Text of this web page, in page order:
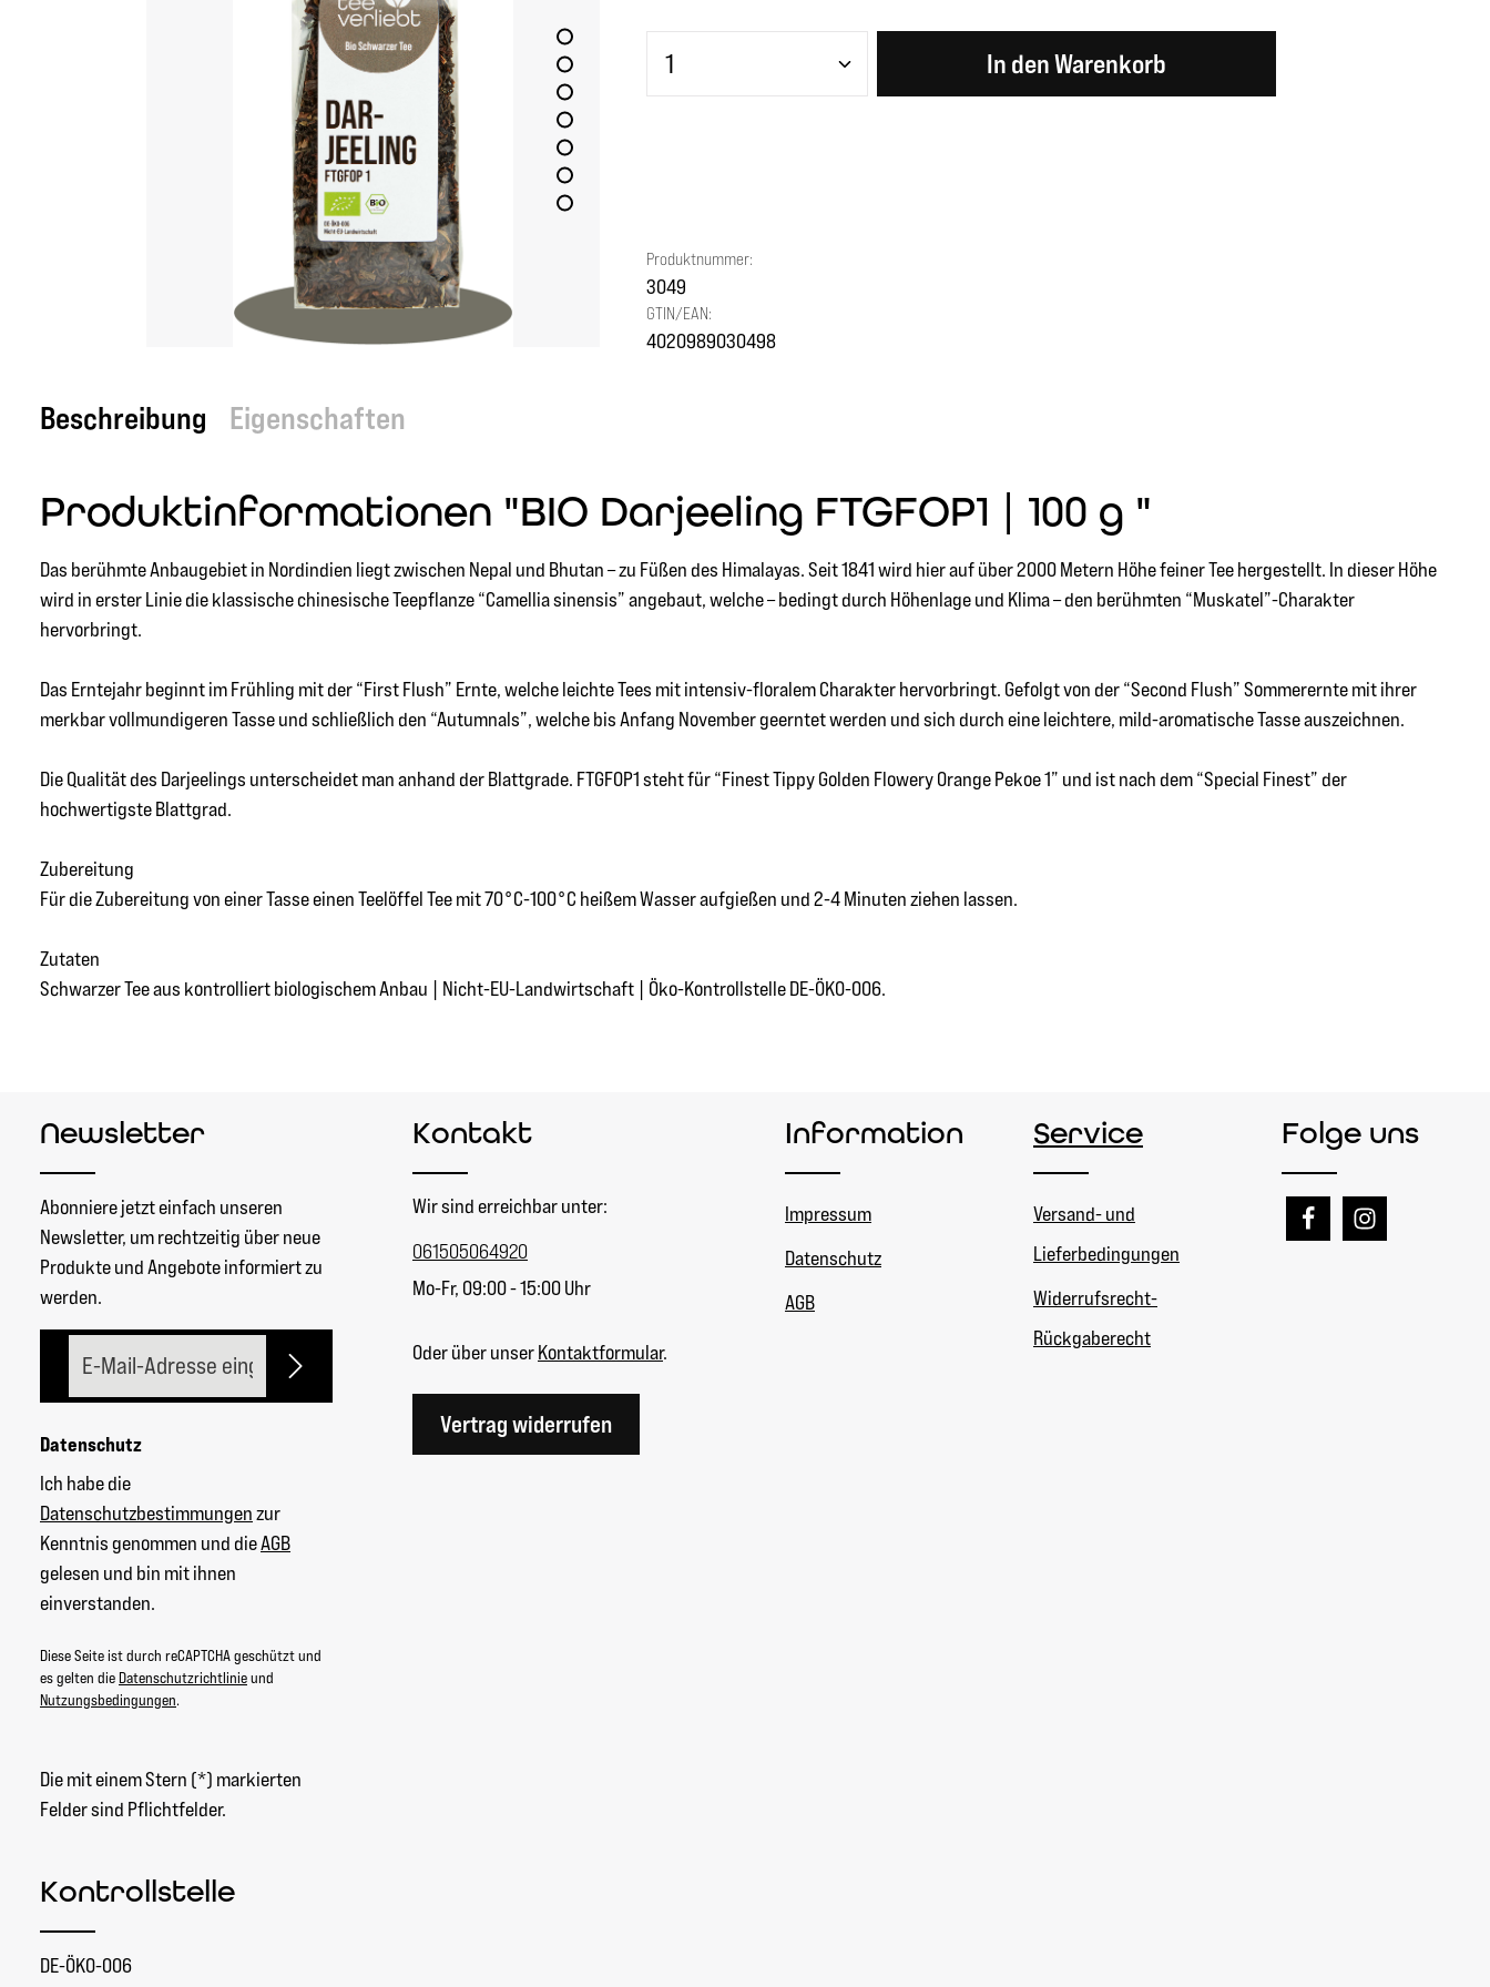
Produkt Anzahl: Gib den gewünschten Wert ein oder benutze die Schaltflächen
In den Warenkorb
Produktnummer:
3049
GTIN/EAN:
4020989030498
Beschreibung Eigenschaften
Produktinformationen "BIO Darjeeling FTGFOP1 | 100 g "
Das berühmte Anbaugebiet in Nordindien liegt zwischen Nepal und Bhutan – zu Füßen des Himalayas. Seit 1841 wird hier auf über 2000 Metern Höhe feiner Tee hergestellt. In dieser Höhe
wird in erster Linie die klassische chinesische Teepflanze “Camellia sinensis” angebaut, welche – bedingt durch Höhenlage und Klima – den berühmten “Muskatel”-Charakter
hervorbringt.
Das Erntejahr beginnt im Frühling mit der “First Flush” Ernte, welche leichte Tees mit intensiv-floralem Charakter hervorbringt. Gefolgt von der “Second Flush” Sommerernte mit ihrer
merkbar vollmundigeren Tasse und schließlich den “Autumnals”, welche bis Anfang November geerntet werden und sich durch eine leichtere, mild-aromatische Tasse auszeichnen.
Die Qualität des Darjeelings unterscheidet man anhand der Blattgrade. FTGFOP1 steht für “Finest Tippy Golden Flowery Orange Pekoe 1” und ist nach dem “Special Finest” der
hochwertigste Blattgrad.
Zubereitung
Für die Zubereitung von einer Tasse einen Teelöffel Tee mit 70°C-100°C heißem Wasser aufgießen und 2-4 Minuten ziehen lassen.
Zutaten
Schwarzer Tee aus kontrolliert biologischem Anbau | Nicht-EU-Landwirtschaft | Öko-Kontrollstelle DE-ÖKO-006.
Newsletter
Abonniere jetzt einfach unseren
Newsletter, um rechtzeitig über neue
Produkte und Angebote informiert zu
werden.
Datenschutz
Ich habe die
Datenschutzbestimmungenzur
Kenntnis genommen und dieAGB
gelesen und bin mit ihnen
einverstanden.
Diese Seite ist durch reCAPTCHA geschützt und
es gelten die Datenschutzrichtlinieund
Nutzungsbedingungen.
Die mit einem Stern (*) markierten
Felder sind Pflichtfelder.
Kontakt
Wir sind erreichbar unter:
061505064920
Mo-Fr, 09:00 - 15:00 Uhr
Oder über unserKontaktformular.
Vertrag widerrufen
Information
Impressum
Datenschutz
AGB
Service
Versand- und
Lieferbedingungen
Widerrufsrecht-
Rückgaberecht
Folge uns
Kontrollstelle
DE-ÖKO-006